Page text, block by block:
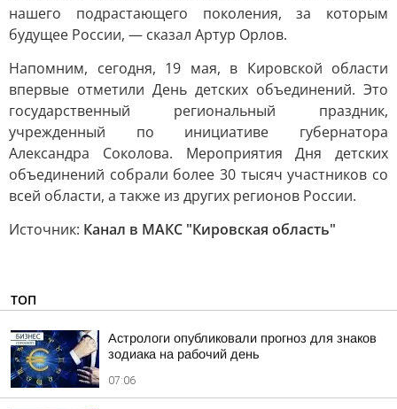
нашего подрастающего поколения, за которым
будущее России, — сказал Артур Орлов.
Напомним, сегодня, 19 мая, в Кировской области
впервые отметили День детских объединений. Это
государственный региональный праздник,
учрежденный по инициативе губернатора
Александра Соколова. Мероприятия Дня детских
объединений собрали более 30 тысяч участников со
всей области, а также из других регионов России.
Источник: Канал в МАКС "Кировская область"
ТОП
Астрологи опубликовали прогноз для знаков
зодиака на рабочий день
07:06